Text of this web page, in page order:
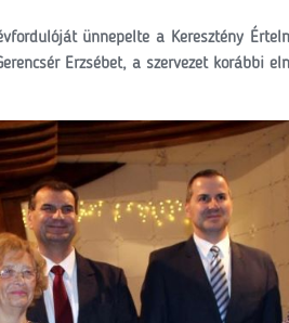
ünnepelte a Keresztény
Erzsébet, a szervezet korábbi